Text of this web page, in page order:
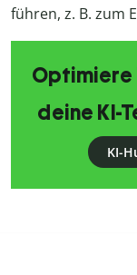
führen, z. B. zum
Optimiere
deine KI-
KI-